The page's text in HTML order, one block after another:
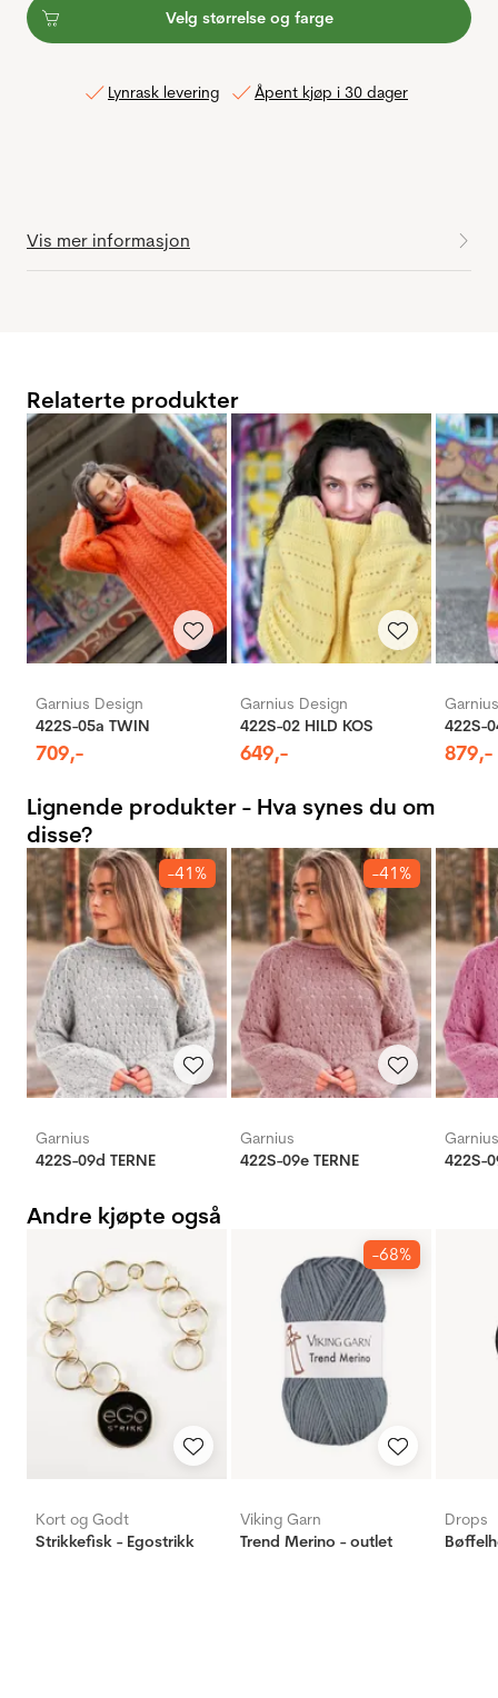
Velg størrelse og farge
Lynrask levering Åpent kjøp i 30 dager
Vis mer informasjon
Relaterte produkter
Garnius Design
422S-05a TWIN
709,-
Garnius Design
422S-02 HILD KOS
649,-
422S-
879,-
Lignende produkter - Hva synes du om
disse?
-41%
Garnius
422S-09d TERNE
-41%
Garnius
422S-09e TERNE
Garnius
422S-
Andre kjøpte også
Kort og Godt
Strikkefisk - Egostrikk
-68%
Viking Garn
Trend Merino - outlet
Drops